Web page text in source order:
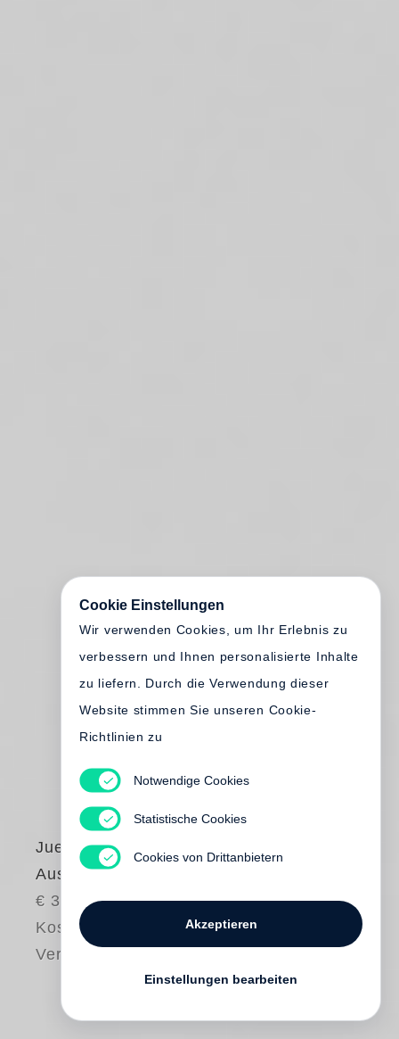
Juergen Teller
Auschwitz Birkenau
€ 35.00
Kostenloser
Versand
Cookie Einstellungen
Wir verwenden Cookies, um Ihr Erlebnis zu
verbessern und Ihnen personalisierte Inhalte
zu liefern. Durch die Verwendung dieser
Website stimmen Sie unseren Cookie-
Richtlinien zu
Notwendige Cookies
Statistische Cookies
Cookies von Drittanbietern
Akzeptieren
Einstellungen bearbeiten